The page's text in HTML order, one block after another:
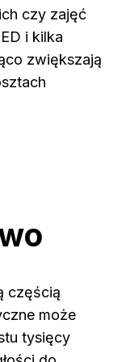
czy zajęć
i kilka
zwiększają
częścią
może
tysięcy